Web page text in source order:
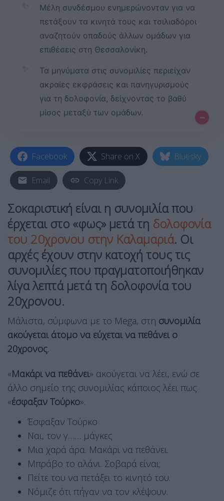
✨
Μέλη συνδέσμου ενημερώνονταν για να
πετάξουν τα κινητά τους και τσιλιαδόροι
αναζητούν οπαδούς άλλων ομάδων για
επιθέσεις στη Θεσσαλονίκη.
✨
Τα μηνύματα στις συνομιλίες περιείχαν
ακραίες εκφράσεις και πανηγυρισμούς
για τη δολοφονία, δείχνοντας το βαθύ
μίσος μεταξύ των ομάδων.
–
Facebook Share on X Bluesky
Email Copy Link
Σοκαριστική είναι η συνομιλία που
έρχεται στο «φως» μετά τη δολοφονία
του 20χρονου στην Καλαμαριά. Οι
αρχές έχουν στην κατοχή τους τις
συνομιλίες που πραγματοποιήθηκαν
λίγα λεπτά μετά τη δολοφονία του
20χρονου.
Μάλιστα, σύμφωνα με το Mega, στη συνομιλία
ακούγεται άτομο να εύχεται να πεθάνει ο
20χρονος.
«Μακάρι να πεθάνει» ακούγεται να λέει, ενώ σε
άλλο σημείο της συνομιλίας κάποιος λέει πως
«έσφαξαν Τούρκο».
Έσφαξαν Τούρκο
Ναι, τον γ…… μάγκες
Μια χαρά άρα. Μακάρι να πεθάνει.
Μπράβο το αλάνι. Σοβαρά είναι;
Πείτε του να πετάξει το κινητό του.
Νόμιζε ότι πήγαν να τον κλέψουν.